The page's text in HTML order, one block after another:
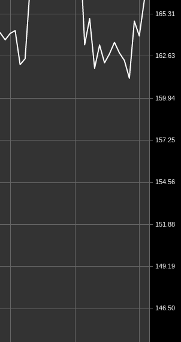
146.50
149.19
151.88
154.56
157.25
159.94
162.63
165.31